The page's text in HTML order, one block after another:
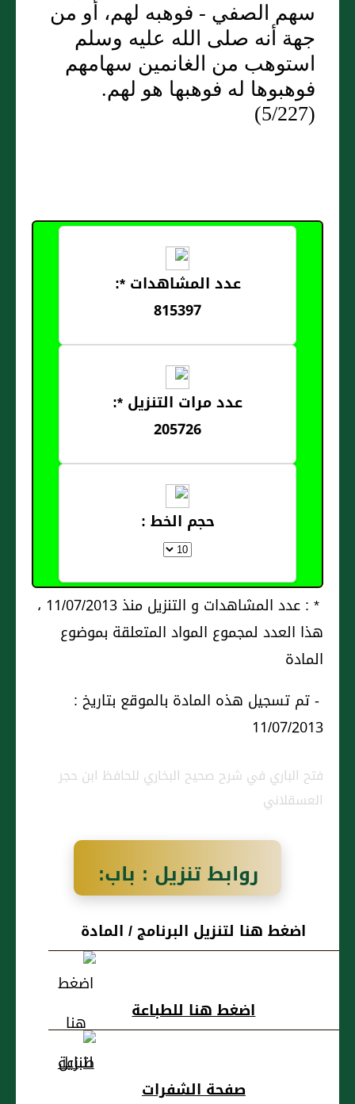
سهم الصفي - فوهبه لهم، أو من
جهة أنه صلى الله عليه وسلم
استوهب من الغانمين سهامهم
فوهبوها له فوهبها هو لهم.
(5/227)
عدد المشاهدات *:
815397
عدد مرات التنزيل *:
205726
حجم الخط :
* : عدد المشاهدات و التنزيل منذ 11/07/2013 ،
هذا العدد لمجموع المواد المتعلقة بموضوع
المادة
- تم تسجيل هذه المادة بالموقع بتاريخ :
11/07/2013
فتح الباري في شرح صحيح البخاري للحافظ ابن حجر
العسقلاني
روابط تنزيل : باب:
إِذَا وَهَبَ جَمَاعَةٌ
لِقَوْمٍ
اضغط هنا لتنزيل البرنامج / المادة
اضغط هنا للطباعة
صفحة الشفرات